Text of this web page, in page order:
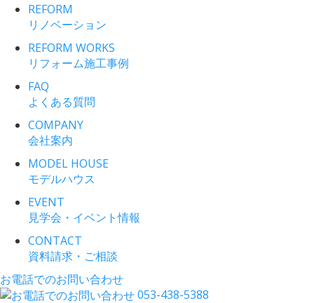
REFORM
リノベーション
REFORM WORKS
リフォーム施工事例
FAQ
よくある質問
COMPANY
会社案内
MODEL HOUSE
モデルハウス
EVENT
見学会・イベント情報
CONTACT
資料請求・ご相談
お電話でのお問い合わせ
053-438-5388